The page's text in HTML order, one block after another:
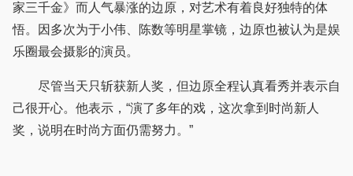
家三千金》而人气暴涨的边原，对艺术有着良好独特的体
悟。因多次为于小伟、陈数等明星掌镜，边原也被认为是娱
乐圈最会摄影的演员。
尽管当天只斩获新人奖，但边原全程认真看秀并表示自
己很开心。他表示，“演了多年的戏，这次拿到时尚新人
奖，说明在时尚方面仍需努力。”